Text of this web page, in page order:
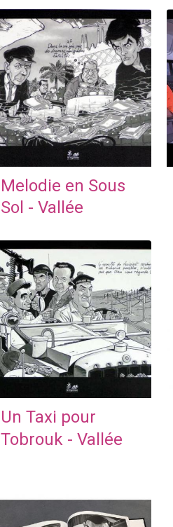
Melodie en Sous
Sol - Vallée
Un Taxi pour
Tobrouk - Vallée